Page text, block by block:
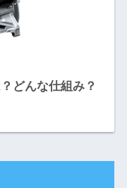
どんな仕組み？